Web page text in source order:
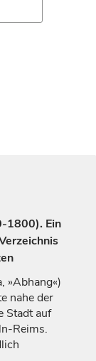
1800). Ein
»Abhang«)
nahe der
Stadt auf
Reims.